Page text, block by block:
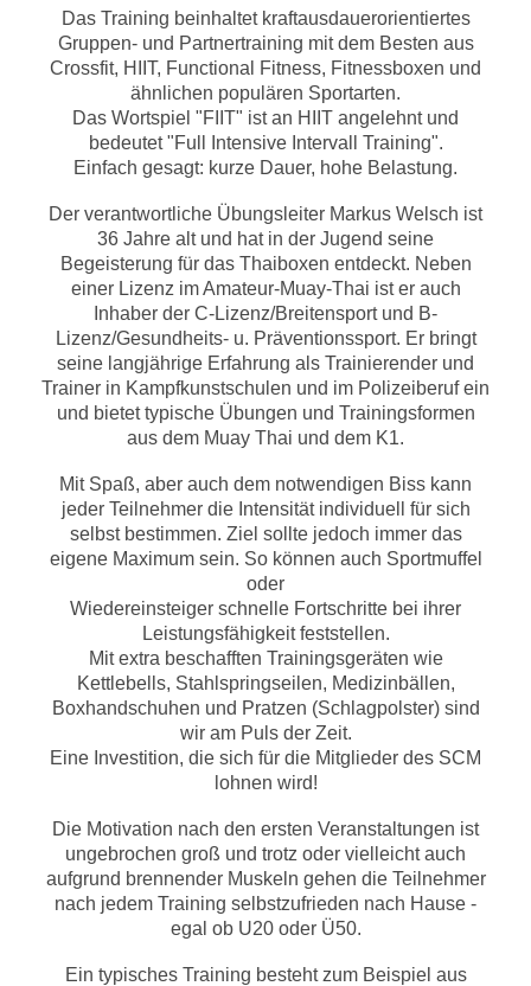
Das Training beinhaltet kraftausdauerorientiertes
Gruppen- und Partnertraining mit dem Besten aus
Crossfit, HIIT, Functional Fitness, Fitnessboxen und
ähnlichen populären Sportarten.
Das Wortspiel "FIIT" ist an HIIT angelehnt und
bedeutet "Full Intensive Intervall Training".
Einfach gesagt: kurze Dauer, hohe Belastung.
Der verantwortliche Übungsleiter Markus Welsch ist
36 Jahre alt und hat in der Jugend seine
Begeisterung für das Thaiboxen entdeckt. Neben
einer Lizenz im Amateur-Muay-Thai ist er auch
Inhaber der C-Lizenz/Breitensport und B-
Lizenz/Gesundheits- u. Präventionssport. Er bringt
seine langjährige Erfahrung als Trainierender und
Trainer in Kampfkunstschulen und im Polizeiberuf ein
und bietet typische Übungen und Trainingsformen
aus dem Muay Thai und dem K1.
Mit Spaß, aber auch dem notwendigen Biss kann
jeder Teilnehmer die Intensität individuell für sich
selbst bestimmen. Ziel sollte jedoch immer das
eigene Maximum sein. So können auch Sportmuffel
oder
Wiedereinsteiger schnelle Fortschritte bei ihrer
Leistungsfähigkeit feststellen.
Mit extra beschafften Trainingsgeräten wie
Kettlebells, Stahlspringseilen, Medizinbällen,
Boxhandschuhen und Pratzen (Schlagpolster) sind
wir am Puls der Zeit.
Eine Investition, die sich für die Mitglieder des SCM
lohnen wird!
Die Motivation nach den ersten Veranstaltungen ist
ungebrochen groß und trotz oder vielleicht auch
aufgrund brennender Muskeln gehen die Teilnehmer
nach jedem Training selbstzufrieden nach Hause -
egal ob U20 oder Ü50.
Ein typisches Training besteht zum Beispiel aus